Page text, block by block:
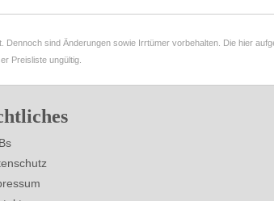
sind Änderungen sowie Irrtümer vorbehalten. Die hier
Preisliste ungültig.